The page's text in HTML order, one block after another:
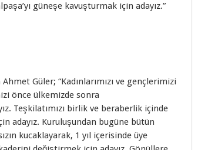
güneşe kavuşturmak için adayız.”
Güler; “Kadınlarımızı ve gençlerimizi
önce ülkemizde sonra
Teşkilatımızı birlik ve beraberlik içinde
adayız. Kuruluşundan bugüne bütün
kucaklayarak, 1 yıl içerisinde üye